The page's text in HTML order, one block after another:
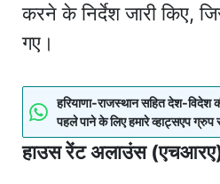
करने के निर्देश जारी किए,
गए।
हरियाणा-राजस्थान सहित देश-विदेश
पहले पाने के लिए हमारे व्हाट्सएप
हाउस रेंट अलाउंस